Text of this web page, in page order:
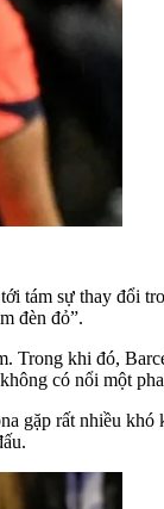
tám sự thay đổi
đèn đỏ”.
Trong khi đó,
có nổi một
gặp rất nhiều